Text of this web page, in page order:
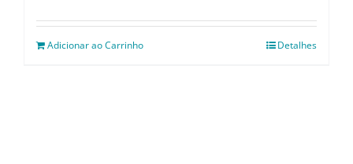
Adicionar ao Carrinho Detalhes